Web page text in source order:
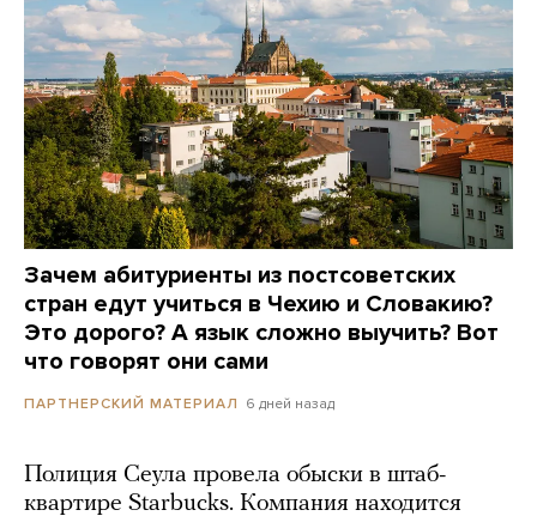
Зачем абитуриенты из постсоветских
стран едут учиться в Чехию и Словакию?
Это дорого? А язык сложно выучить? Вот
что говорят они сами
ПАРТНЕРСКИЙ МАТЕРИАЛ 6 дней назад
Полиция Сеула провела обыски в штаб-
квартире Starbucks. Компания находится